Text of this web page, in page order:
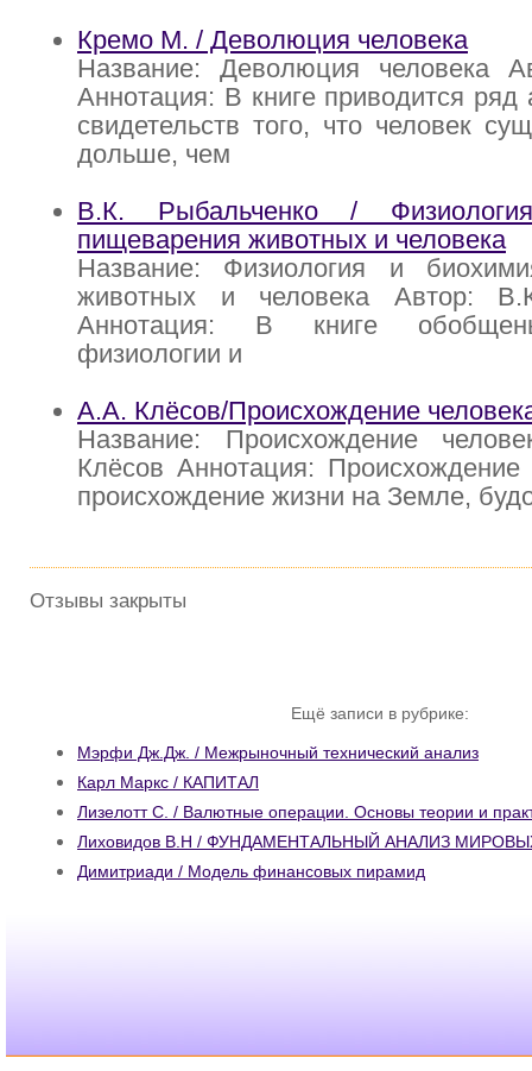
Кремо М. / Деволюция человека
Название: Деволюция человека
Аннотация: В книге приводится ряд
свидетельств того, что человек
дольше, чем
В.К. Рыбальченко /
пищеварения животных и человека
Название: Физиология и
животных и человека Автор:
Аннотация: В книге
физиологии и
А.А. Клёсов/Происхождение
Название: Происхождение
Клёсов Аннотация: Происхождение
происхождение жизни на Земле,
Отзывы закрыты
Ещё записи в рубрике:
Мэрфи Дж.Дж. / Межрыночный технический анализ
Карл Маркс / КАПИТАЛ
Лизелотт С. / Валютные операции. Основы теории и
Лиховидов В.Н / ФУНДАМЕНТАЛЬНЫЙ АНАЛИЗ
Димитриади / Модель финансовых пирамид